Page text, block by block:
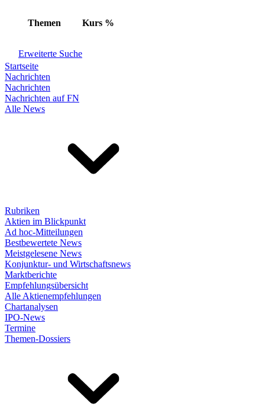
Themen Kurs %
Erweiterte Suche
Startseite
Nachrichten
Nachrichten
Nachrichten auf FN
Alle News
Rubriken
Aktien im Blickpunkt
Ad hoc-Mitteilungen
Bestbewertete News
Meistgelesene News
Konjunktur- und Wirtschaftsnews
Marktberichte
Empfehlungsübersicht
Alle Aktienempfehlungen
Chartanalysen
IPO-News
Termine
Themen-Dossiers